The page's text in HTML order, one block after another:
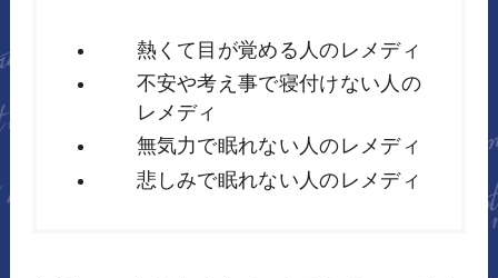
熱くて目が覚める人のレメディ
不安や考え事で寝付けない人の
レメディ
無気力で眠れない人のレメディ
悲しみで眠れない人のレメディ